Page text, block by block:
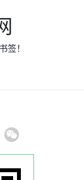
签！